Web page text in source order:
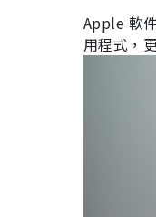
Apple 軟
用程式，